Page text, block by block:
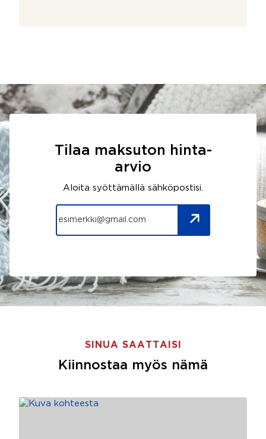
Tilaa maksuton hinta-
arvio
Aloita syöttämällä sähköpostisi.
SINUA SAATTAISI
Kiinnostaa myös nämä